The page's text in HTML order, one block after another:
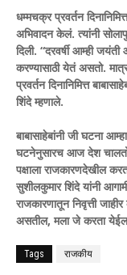
धम्मचक्र प्रवर्तन
अभिवादन केलं. त्यांनी
दिली. “दरवर्षी आम्ही जयंती
करण्यासाठी येतं असतो.
प्रवर्तन दिनानिमित्त
शिंदे म्हणाले.
बाबासाहेबांनी जी घटना
घटनेनुसारच आज देश चालतो
पक्षाला राजकारणदेखील
सुशीलकुमार शिंदे यांनी
राजकारणातून निवृत्ती
असतील, मला जे करता येईल
Tags राजकीय